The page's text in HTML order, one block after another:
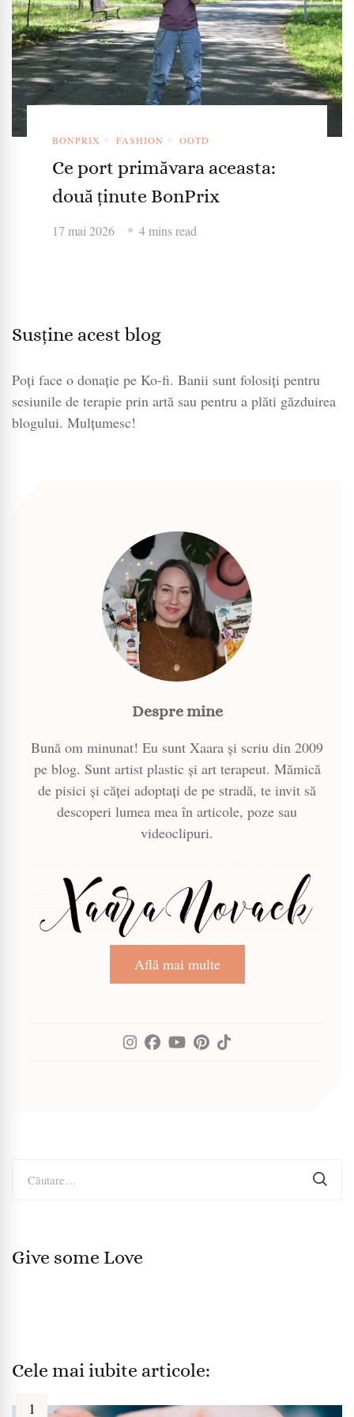
BONPRIX FASHION OOTD
Ce port primăvara aceasta:
două ținute BonPrix
17 mai 2026 4 mins read
Susține acest blog
Poți face o donație pe Ko-fi. Banii sunt folosiți pentru
sesiunile de terapie prin artă sau pentru a plăti găzduirea
blogului. Mulțumesc!
Despre mine
Bună om minunat! Eu sunt Xaara și scriu din 2009
pe blog. Sunt artist plastic și art terapeut. Mămică
de pisici și căței adoptați de pe stradă, te invit să
descoperi lumea mea în articole, poze sau
videoclipuri.
Află mai multe
după:
Give some Love
Cele mai iubite articole: